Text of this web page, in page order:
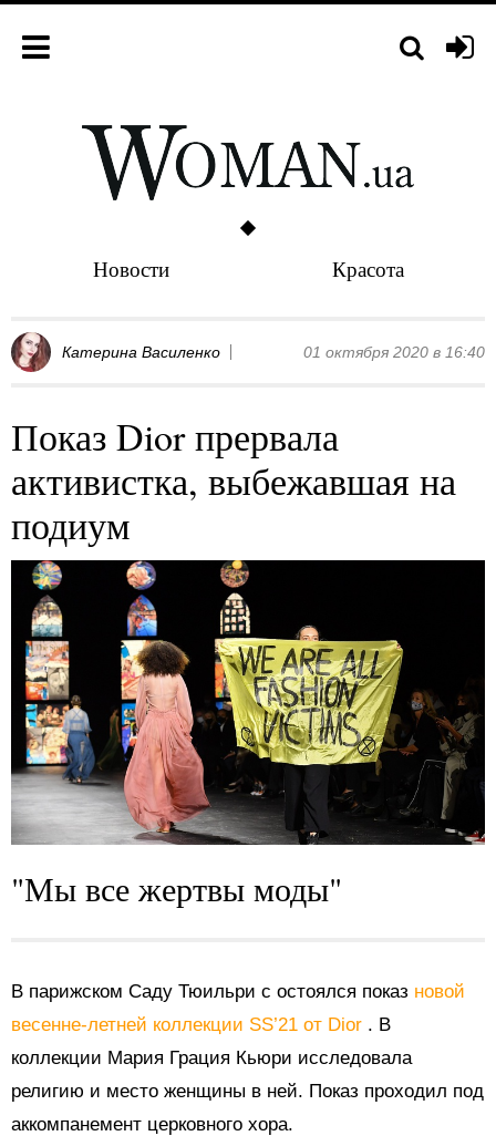
Новости Красота
Катерина Василенко 01 октября 2020 в 16:40
Показ Dior прервала
активистка, выбежавшая на
подиум
"Мы все жертвы моды"
В парижском Саду Тюильри с остоялся показ новой
весенне-летней коллекции SS’21 от Dior . В
коллекции Мария Грация Кьюри исследовала
религию и место женщины в ней. Показ проходил под
аккомпанемент церковного хора.